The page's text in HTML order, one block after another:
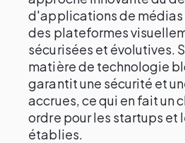
d'applications de médias
des plateformes
sécurisées et évolutives.
matière de technologie
garantit une sécurité et
accrues, ce qui en fait un
ordre pour les startups et
établies.